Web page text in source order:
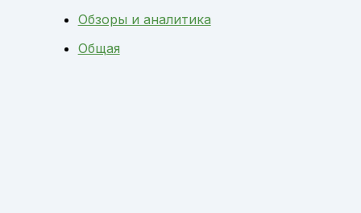
Обзоры и аналитика
Общая